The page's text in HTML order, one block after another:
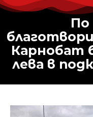
По
Карнобат
лева в